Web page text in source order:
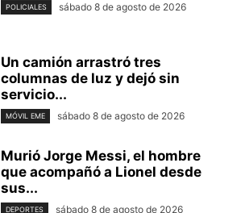
POLICIALES sábado 8 de agosto de 2026
Un camión arrastró tres
columnas de luz y dejó sin
servicio...
MÓVIL EME sábado 8 de agosto de 2026
Murió Jorge Messi, el hombre
que acompañó a Lionel desde
sus...
DEPORTES sábado 8 de agosto de 2026